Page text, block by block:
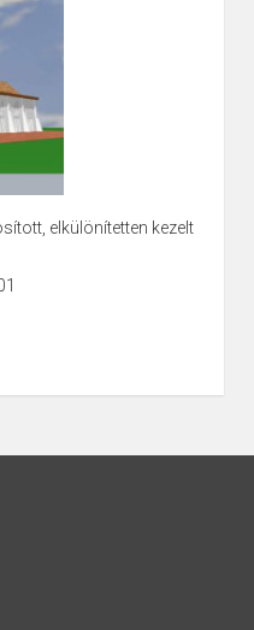
elkülönítetten kezelt